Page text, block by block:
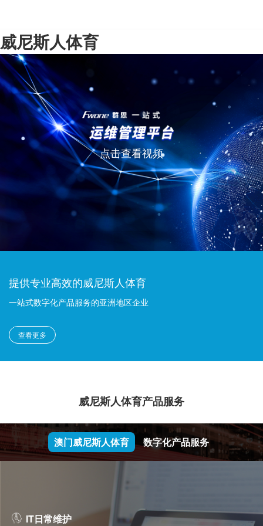
威尼斯人体育
点击查看视频
提供专业高效的威尼斯人体育
一站式数字化产品服务的亚洲地区企业
查看更多
威尼斯人体育产品服务
澳门威尼斯人体育 数字化产品服务
IT日常维护